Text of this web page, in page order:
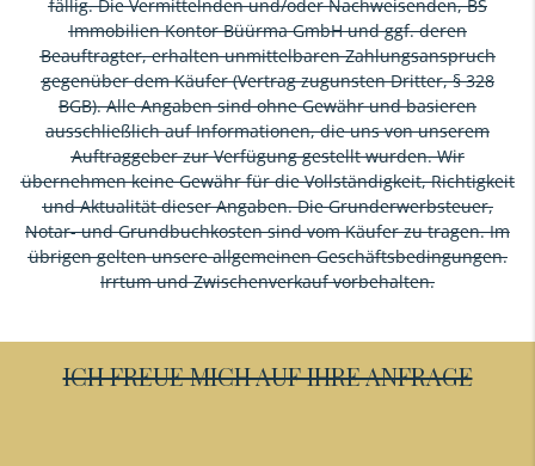
fällig. Die Vermittelnden und/oder Nachweisenden, BS
Immobilien Kontor Büürma GmbH und ggf. deren
Beauftragter, erhalten unmittelbaren Zahlungsanspruch
gegenüber dem Käufer (Vertrag zugunsten Dritter, § 328
BGB). Alle Angaben sind ohne Gewähr und basieren
ausschließlich auf Informationen, die uns von unserem
Auftraggeber zur Verfügung gestellt wurden. Wir
übernehmen keine Gewähr für die Vollständigkeit, Richtigkeit
und Aktualität dieser Angaben. Die Grunderwerbsteuer,
Notar- und Grundbuchkosten sind vom Käufer zu tragen. Im
übrigen gelten unsere allgemeinen Geschäftsbedingungen.
Irrtum und Zwischenverkauf vorbehalten.
ICH FREUE MICH AUF IHRE ANFRAGE